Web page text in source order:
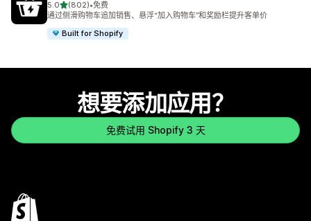
5.0星（满分 5 星）
(802)
总共 802 条评论
•免费
通过侧滑购物车追加销售、悬浮“加入购物车”和奖励栏提升客单价
Built for Shopify
想要添加应用？
免费试用 Shopify 3 天